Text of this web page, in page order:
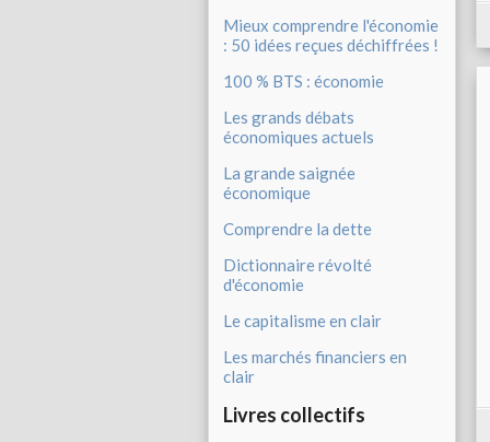
Mieux comprendre l'économie
: 50 idées reçues déchiffrées !
100 % BTS : économie
Les grands débats
économiques actuels
La grande saignée
économique
Comprendre la dette
Dictionnaire révolté
d'économie
Le capitalisme en clair
Les marchés financiers en
clair
Livres collectifs